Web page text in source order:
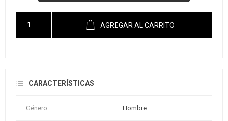
AGREGAR AL CARRITO
CARACTERÍSTICAS
Género Hombre